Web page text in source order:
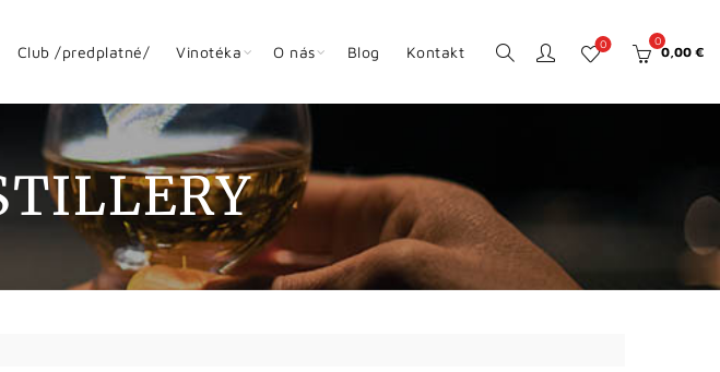
Club /predplatné/ Vinotéka O nás Blog Kontakt 0 0
0,00 €